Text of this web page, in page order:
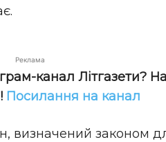
Реклама
канал Літгазети?
Посилання на канал
визначений законом